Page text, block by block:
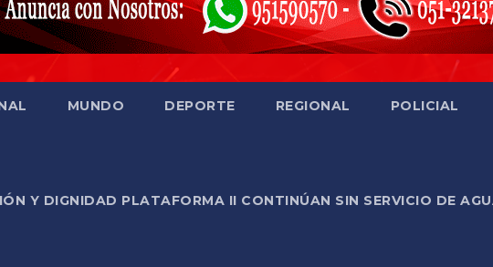
MUNDO DEPORTE REGIONAL POLICIAL
Y DIGNIDAD PLATAFORMA II CONTINÚAN SIN SERVICIO DE